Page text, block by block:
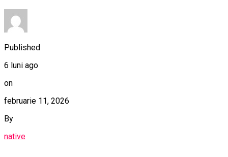
Published
6 luni ago
on
februarie 11, 2026
By
native